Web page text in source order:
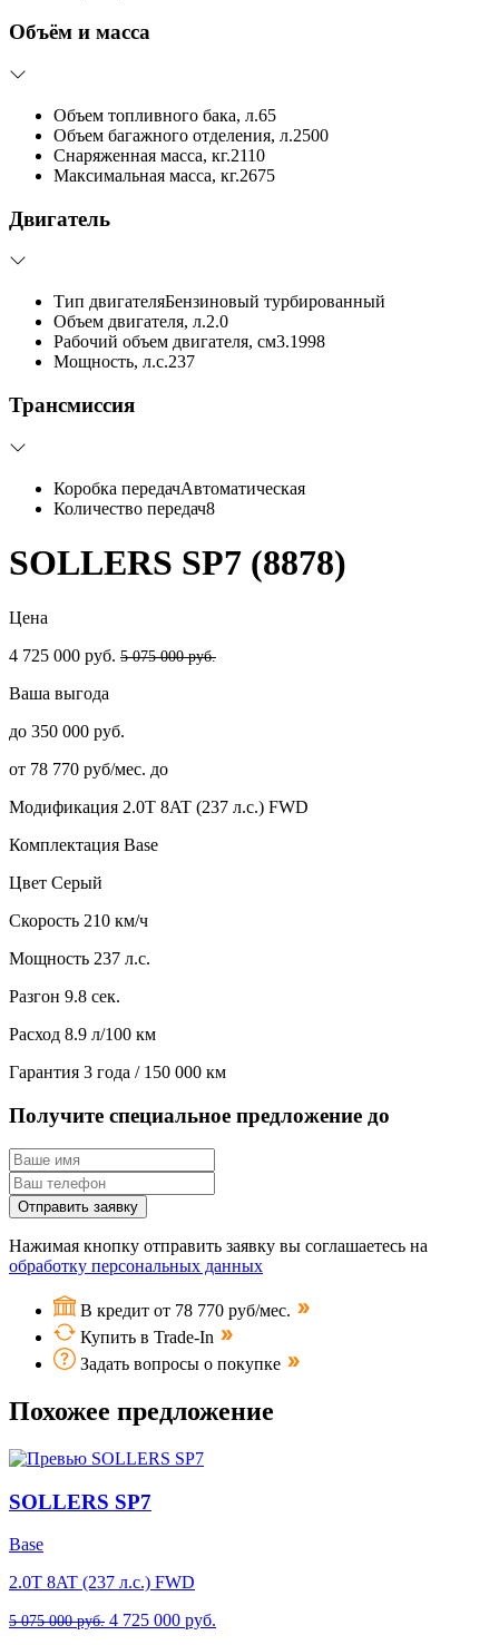
Объём и масса
Объем топливного бака, л.65
Объем багажного отделения, л.2500
Снаряженная масса, кг.2110
Максимальная масса, кг.2675
Двигатель
Тип двигателяБензиновый турбированный
Объем двигателя, л.2.0
Рабочий объем двигателя, см3.1998
Мощность, л.с.237
Трансмиссия
Коробка передачАвтоматическая
Количество передач8
SOLLERS SP7 (8878)
Цена
4 725 000 руб. 5 075 000 руб.
Ваша выгода
до 350 000 руб.
от 78 770 руб/мес. до
Модификация 2.0T 8AT (237 л.с.) FWD
Комплектация Base
Цвет Серый
Скорость 210 км/ч
Мощность 237 л.с.
Разгон 9.8 сек.
Расход 8.9 л/100 км
Гарантия 3 года / 150 000 км
Получите специальное предложение до
Отправить заявку
Нажимая кнопку отправить заявку вы соглашаетесь на
обработку персональных данных
В кредит от 78 770 руб/мес.
Купить в Trade-In
Задать вопросы о покупке
Похожее предложение
SOLLERS SP7
Base
2.0T 8AT (237 л.с.) FWD
5 075 000 руб. 4 725 000 руб.